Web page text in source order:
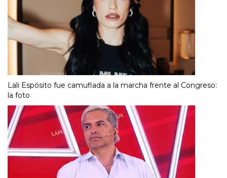
Lali Espósito fue camuflada a la marcha frente al Congreso:
la foto